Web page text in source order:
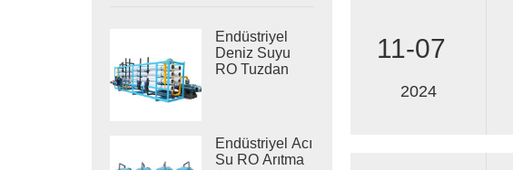
Endüstriyel
Deniz Suyu
RO Tuzdan
Endüstriyel Acı
Su RO Arıtma
11-07
2024